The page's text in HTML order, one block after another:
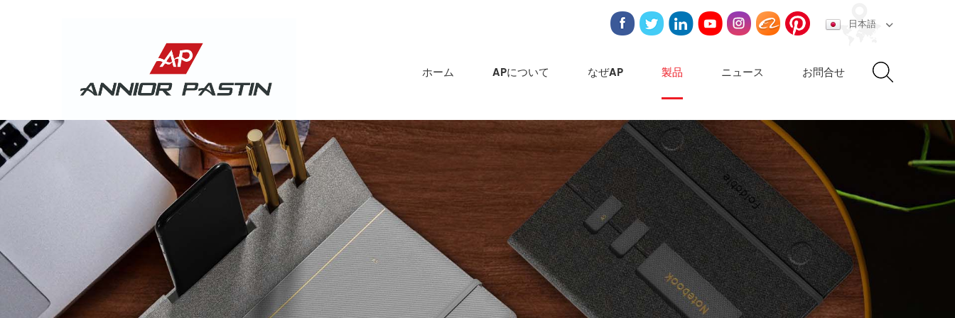
日本語
ホーム APについて なぜAP 製品 ニュース お問合せ